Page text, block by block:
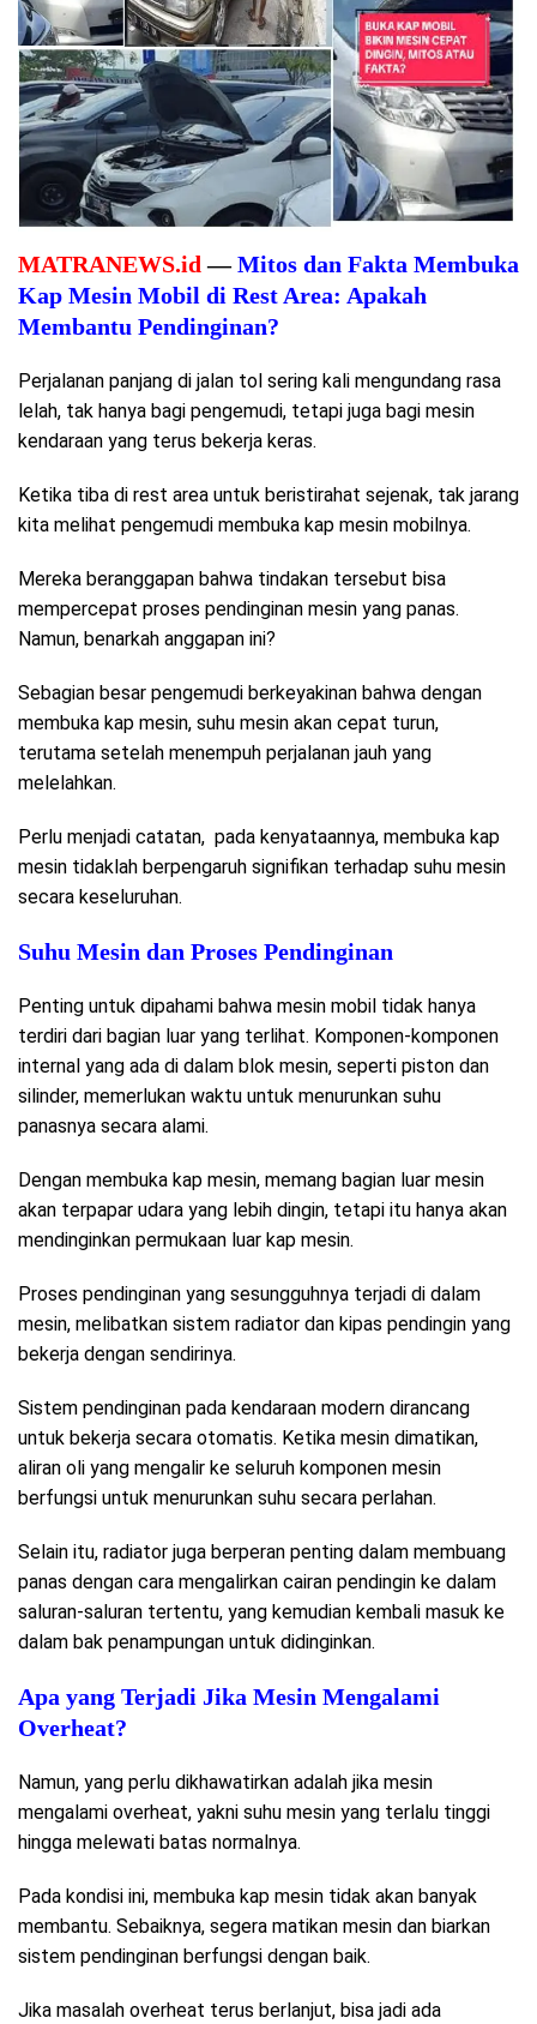
MATRANEWS.id —Mitos dan Fakta Membuka
Kap Mesin Mobil di Rest Area: Apakah
Membantu Pendinginan?
Perjalanan panjang di jalan tol sering kali mengundang rasa
lelah, tak hanya bagi pengemudi, tetapi juga bagi mesin
kendaraan yang terus bekerja keras.
Ketika tiba di rest area untuk beristirahat sejenak, tak jarang
kita melihat pengemudi membuka kap mesin mobilnya.
Mereka beranggapan bahwa tindakan tersebut bisa
mempercepat proses pendinginan mesin yang panas.
Namun, benarkah anggapan ini?
Sebagian besar pengemudi berkeyakinan bahwa dengan
membuka kap mesin, suhu mesin akan cepat turun,
terutama setelah menempuh perjalanan jauh yang
melelahkan.
Perlu menjadi catatan, pada kenyataannya, membuka kap
mesin tidaklah berpengaruh signifikan terhadap suhu mesin
secara keseluruhan.
Suhu Mesin dan Proses Pendinginan
Penting untuk dipahami bahwa mesin mobil tidak hanya
terdiri dari bagian luar yang terlihat. Komponen-komponen
internal yang ada di dalam blok mesin, seperti piston dan
silinder, memerlukan waktu untuk menurunkan suhu
panasnya secara alami.
Dengan membuka kap mesin, memang bagian luar mesin
akan terpapar udara yang lebih dingin, tetapi itu hanya akan
mendinginkan permukaan luar kap mesin.
Proses pendinginan yang sesungguhnya terjadi di dalam
mesin, melibatkan sistem radiator dan kipas pendingin yang
bekerja dengan sendirinya.
Sistem pendinginan pada kendaraan modern dirancang
untuk bekerja secara otomatis. Ketika mesin dimatikan,
aliran oli yang mengalir ke seluruh komponen mesin
berfungsi untuk menurunkan suhu secara perlahan.
Selain itu, radiator juga berperan penting dalam membuang
panas dengan cara mengalirkan cairan pendingin ke dalam
saluran-saluran tertentu, yang kemudian kembali masuk ke
dalam bak penampungan untuk didinginkan.
Apa yang Terjadi Jika Mesin Mengalami
Overheat?
Namun, yang perlu dikhawatirkan adalah jika mesin
mengalami overheat, yakni suhu mesin yang terlalu tinggi
hingga melewati batas normalnya.
Pada kondisi ini, membuka kap mesin tidak akan banyak
membantu. Sebaiknya, segera matikan mesin dan biarkan
sistem pendinginan berfungsi dengan baik.
Jika masalah overheat terus berlanjut, bisa jadi ada